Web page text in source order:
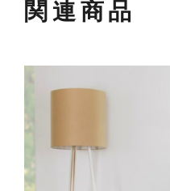
関連商品